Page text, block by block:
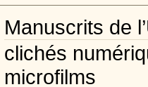
Manuscrits de
clichés
microfilms